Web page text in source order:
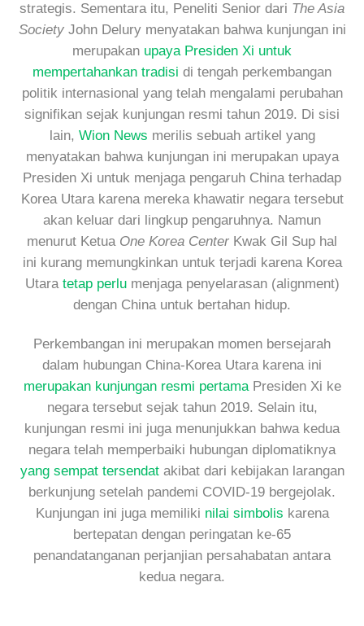
strategis. Sementara itu, Peneliti Senior dari The Asia
Society John Delury menyatakan bahwa kunjungan ini
merupakan upaya Presiden Xi untuk
mempertahankan tradisi di tengah perkembangan
politik internasional yang telah mengalami perubahan
signifikan sejak kunjungan resmi tahun 2019. Di sisi
lain, Wion News merilis sebuah artikel yang
menyatakan bahwa kunjungan ini merupakan upaya
Presiden Xi untuk menjaga pengaruh China terhadap
Korea Utara karena mereka khawatir negara tersebut
akan keluar dari lingkup pengaruhnya. Namun
menurut Ketua One Korea Center Kwak Gil Sup hal
ini kurang memungkinkan untuk terjadi karena Korea
Utara tetap perlumenjaga penyelarasan (alignment)
dengan China untuk bertahan hidup.
Perkembangan ini merupakan momen bersejarah
dalam hubungan China-Korea Utara karena ini
merupakan kunjungan resmi pertamaPresiden Xi ke
negara tersebut sejak tahun 2019. Selain itu,
kunjungan resmi ini juga menunjukkan bahwa kedua
negara telah memperbaiki hubungan diplomatiknya
yang sempat tersendatakibat dari kebijakan larangan
berkunjung setelah pandemi COVID-19 bergejolak.
Kunjungan ini juga memiliki nilai simbolis karena
bertepatan dengan peringatan ke-65
penandatanganan perjanjian persahabatan antara
kedua negara.